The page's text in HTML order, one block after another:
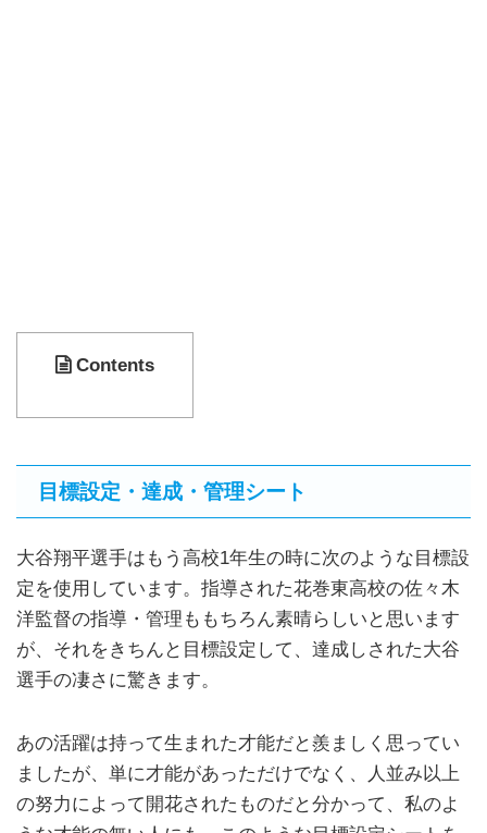
Contents
目標設定・達成・管理シート
大谷翔平選手はもう高校1年生の時に次のような目標設
定を使用しています。指導された花巻東高校の佐々木
洋監督の指導・管理ももちろん素晴らしいと思います
が、それをきちんと目標設定して、達成しされた大谷
選手の凄さに驚きます。
あの活躍は持って生まれた才能だと羨ましく思ってい
ましたが、単に才能があっただけでなく、人並み以上
の努力によって開花されたものだと分かって、私のよ